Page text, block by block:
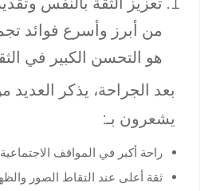
من أبرز وأسرع فوائد
هو التحسن الكبير في
بعد الجراحة، يذكر
يشعرون بـ:
راحة أكبر في المواقف الاجتماعية
ثقة أعلى عند التقاط الصور